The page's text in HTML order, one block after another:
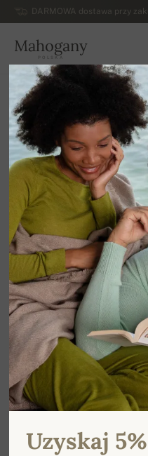
DARMOWA dostawa przy
Mahogany
POLSKA
Strona główna Damskie swetry
Uzyskaj